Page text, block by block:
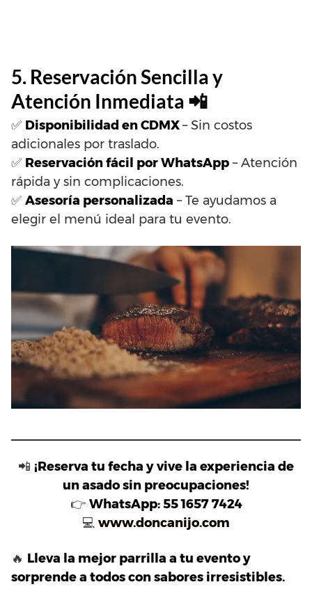
5. Reservación Sencilla y
Atención Inmediata 📲
✅ Disponibilidad en CDMX– Sin costos
adicionales por traslado.
✅ Reservación fácil por WhatsApp – Atención
rápida y sin complicaciones.
✅ Asesoría personalizada – Te ayudamos a
elegir el menú ideal para tu evento.
📲 ¡Reserva tu fecha y vive la experiencia de
un asado sin preocupaciones!
👉 WhatsApp: 55 1657 7424
💻 www.doncanijo.com
🔥 Lleva la mejor parrilla a tu evento y
sorprende a todos con sabores irresistibles.